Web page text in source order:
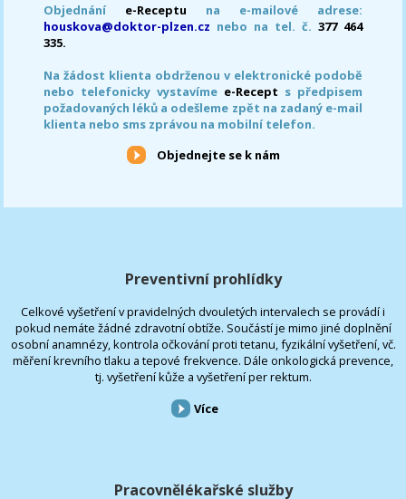
Objednání e-Receptu na e-mailové adrese:
houskova@doktor-plzen.cz nebo na tel. č. 377 464
335.
Na žádost klienta obdrženou v elektronické podobě
nebo telefonicky vystavíme e-Recept s předpisem
požadovaných léků a odešleme zpět na zadaný e-mail
klienta nebo sms zprávou na mobilní telefon.
Objednejte se k nám
Preventivní prohlídky
Celkové vyšetření v pravidelných dvouletých intervalech se provádí i
pokud nemáte žádné zdravotní obtíže. Součástí je mimo jiné doplnění
osobní anamnézy, kontrola očkování proti tetanu, fyzikální vyšetření, vč.
měření krevního tlaku a tepové frekvence. Dále onkologická prevence,
tj. vyšetření kůže a vyšetření per rektum.
Více
Pracovnělékařské služby